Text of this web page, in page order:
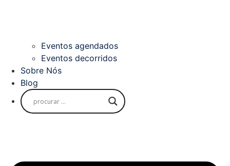
Eventos agendados
Eventos decorridos
Sobre Nós
Blog